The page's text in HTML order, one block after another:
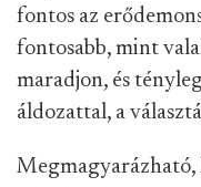
fontos az
fontosabb, mint
maradjon, és
áldozattal, a
Megmagyarázható,